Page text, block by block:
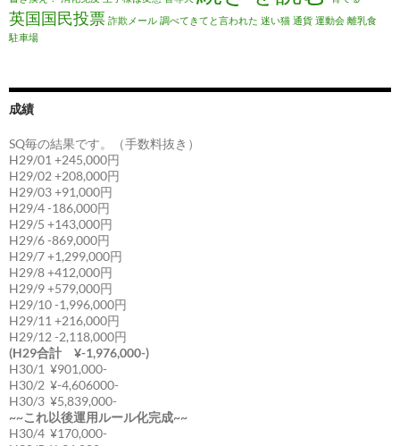
英国国民投票 詐欺メール 調べてきてと言われた 迷い猫 通貨 運動会 離乳食
駐車場
成績
SQ毎の結果です。（手数料抜き）
H29/01 +245,000円
H29/02 +208,000円
H29/03 +91,000円
H29/4 -186,000円
H29/5 +143,000円
H29/6 -869,000円
H29/7 +1,299,000円
H29/8 +412,000円
H29/9 +579,000円
H29/10 -1,996,000円
H29/11 +216,000円
H29/12 -2,118,000円
(H29合計 ¥-1,976,000-)
H30/1 ¥901,000-
H30/2 ¥-4,606000-
H30/3 ¥5,839,000-
~~これ以後運用ルール化完成~~
H30/4 ¥170,000-